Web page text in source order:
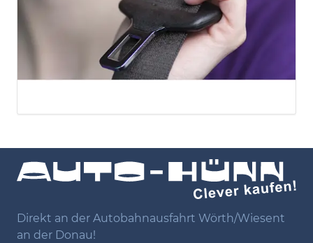
Direkt an der Autobahnausfahrt Wörth/Wiesent
an der Donau!